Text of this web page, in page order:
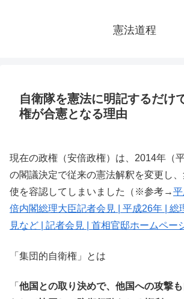
憲法道程
自衛隊を憲法に明記するだけ
権が合憲となる理由
現在の政権（安倍政権）は、2014年（
の閣議決定で従来の憲法解釈を変更し
使を容認してしまいました（※参考→
倍内閣総理大臣記者会見 | 平成26年 | 総
見など | 記者会見 | 首相官邸ホームペー
「集団的自衛権」とは
「 他国との取り決めで、他国への攻撃